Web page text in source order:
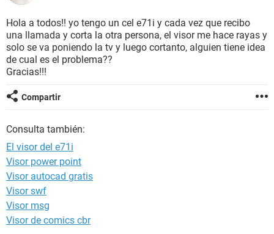
Hola a todos!! yo tengo un cel e71i y cada vez que recibo
una llamada y corta la otra persona, el visor me hace rayas y
solo se va poniendo la tv y luego cortanto, alguien tiene idea
de cual es el problema??
Gracias!!!
Compartir
Consulta también:
El visor del e71i
Visor power point
Visor autocad gratis
Visor swf
Visor msg
Visor de comics cbr